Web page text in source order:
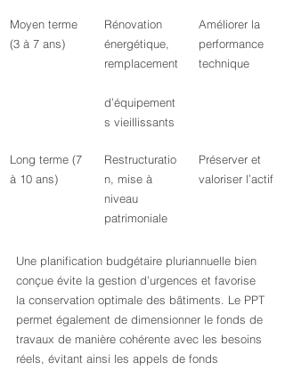
Moyen terme
(3 à 7 ans)
Rénovation
énergétique,
remplacement
d’équipement
s vieillissants
Améliorer la
performance
technique
Long terme (7
à 10 ans)
Restructuratio
n, mise à
niveau
patrimoniale
Préserver et
valoriser l’actif
Une planification budgétaire pluriannuelle bien
conçue évite la gestion d’urgences et favorise
la conservation optimale des bâtiments. Le PPT
permet également de dimensionner le fonds de
travaux de manière cohérente avec les besoins
réels, évitant ainsi les appels de fonds